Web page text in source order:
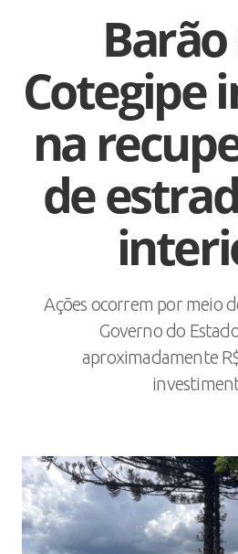
Cotegipe
na
de
Ações ocorrem por meio
Governo do
aproximadamente